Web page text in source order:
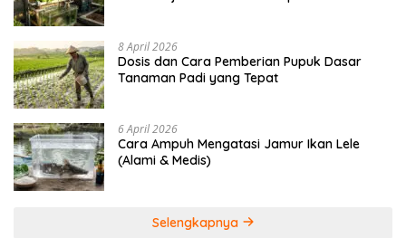
8 April 2026
Dosis dan Cara Pemberian Pupuk Dasar
Tanaman Padi yang Tepat
6 April 2026
Cara Ampuh Mengatasi Jamur Ikan Lele
(Alami & Medis)
Selengkapnya